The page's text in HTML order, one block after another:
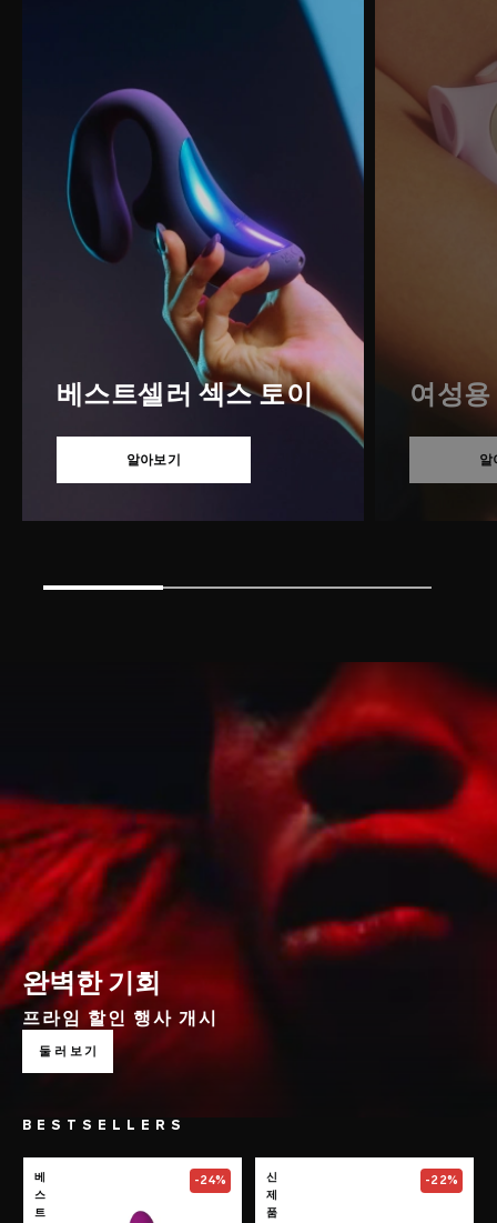
베스트셀러 섹스 토이
알아보기
여성
알
완벽한 기회
프라임 할인 행사 개시
둘러보기
BESTSELLERS
Go to theSORAYA Wave™
베
스
트
-24% Go to the
신
제
품
-22%